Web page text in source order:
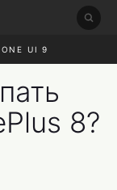
ONE UI 9
8?